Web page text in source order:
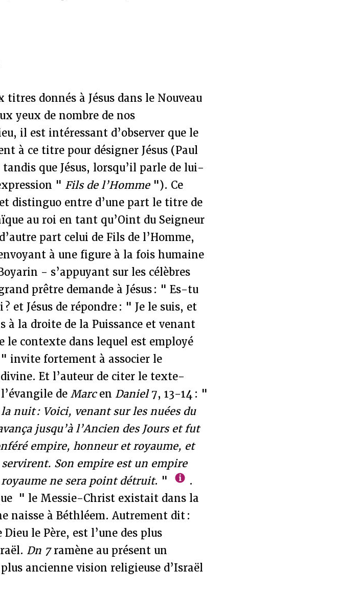
titres donnés à Jésus dans le Nouveau
yeux de nombre de nos
il est intéressant d’observer que le
à ce titre pour désigner Jésus (Paul
que Jésus, lorsqu’il parle de lui-
" Fils de l’Homme"). Ce
distinguo entre d’une part le titre de
au roi en tant qu’Oint du Seigneur
part celui de Fils de l’Homme,
à une figure à la fois humaine
- s’appuyant sur les célèbres
prêtre demande à Jésus : " Es-tu
et Jésus de répondre : " Je le suis, et
à la droite de la Puissance et venant
le contexte dans lequel est employé
invite fortement à associer le
Et l’auteur de citer le texte-
de Marcen Daniel7, 13-14 : "
nuit : Voici, venant sur les nuées du
jusqu’à l’Ancien des Jours et fut
empire, honneur et royaume, et
Son empire est un empire
ne sera point détruit. "
.
" le Messie-Christ existait dans la
naisse à Béthléem. Autrement dit :
le Père, est l’une des plus
Dn 7ramène au présent un
ancienne vision religieuse d’Israël